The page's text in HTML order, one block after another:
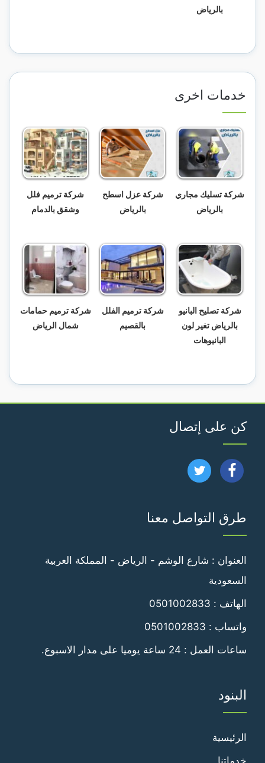
بالرياض
خدمات اخرى
شركة تسليك مجاري
بالرياض
شركة عزل اسطح
بالرياض
شركة ترميم فلل
وشقق بالدمام
شركة تصليح البانيو
بالرياض تغير لون
البانيوهات
شركة ترميم الفلل
بالقصيم
شركة ترميم حمامات
شمال الرياض
كن على إتصال
تابعنا
فيسبوك
تابعنا
طرق التواصل معنا
العنوان : شارع الوشم - الرياض - المملكة العربية
السعودية
الهاتف : 0501002833
واتساب : 0501002833
ساعات العمل : 24 ساعة يوميا على مدار الاسبوع.
البنود
الرئيسية
خدماتنا